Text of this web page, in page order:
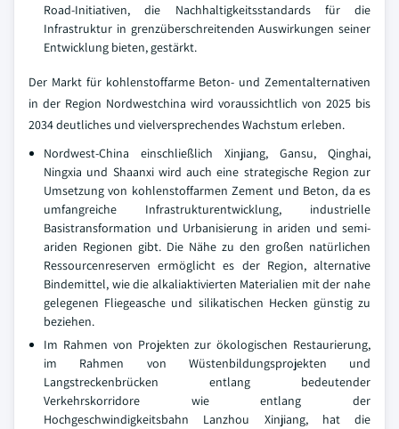
Road-Initiativen, die Nachhaltigkeitsstandards für die
Infrastruktur in grenzüberschreitenden Auswirkungen seiner
Entwicklung bieten, gestärkt.
Der Markt für kohlenstoffarme Beton- und Zementalternativen
in der Region Nordwestchina wird voraussichtlich von 2025 bis
2034 deutliches und vielversprechendes Wachstum erleben.
Nordwest-China einschließlich Xinjiang, Gansu, Qinghai,
Ningxia und Shaanxi wird auch eine strategische Region zur
Umsetzung von kohlenstoffarmen Zement und Beton, da es
umfangreiche Infrastrukturentwicklung, industrielle
Basistransformation und Urbanisierung in ariden und semi-
ariden Regionen gibt. Die Nähe zu den großen natürlichen
Ressourcenreserven ermöglicht es der Region, alternative
Bindemittel, wie die alkaliaktivierten Materialien mit der nahe
gelegenen Fliegeasche und silikatischen Hecken günstig zu
beziehen.
Im Rahmen von Projekten zur ökologischen Restaurierung,
im Rahmen von Wüstenbildungsprojekten und
Langstreckenbrücken entlang bedeutender
Verkehrskorridore wie entlang der
Hochgeschwindigkeitsbahn Lanzhou Xinjiang, hat die